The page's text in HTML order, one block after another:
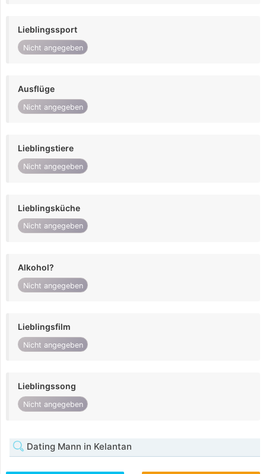
Lieblingssport
Nicht angegeben
Ausflüge
Nicht angegeben
Lieblingstiere
Nicht angegeben
Lieblingsküche
Nicht angegeben
Alkohol?
Nicht angegeben
Lieblingsfilm
Nicht angegeben
Lieblingssong
Nicht angegeben
Dating Mann in Kelantan